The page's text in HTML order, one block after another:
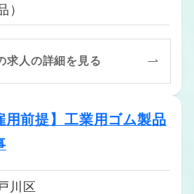
）
求人の詳細を見る
用前提】工業用ゴム製品
川区